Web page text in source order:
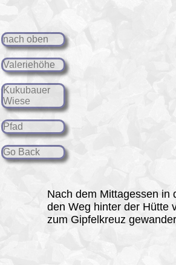
nach oben
Valeriehöhe
Kukubauer
Wiese
Pfad
Go Back
Nach dem Mittagessen in
den Weg hinter der Hütte
zum Gipfelkreuz